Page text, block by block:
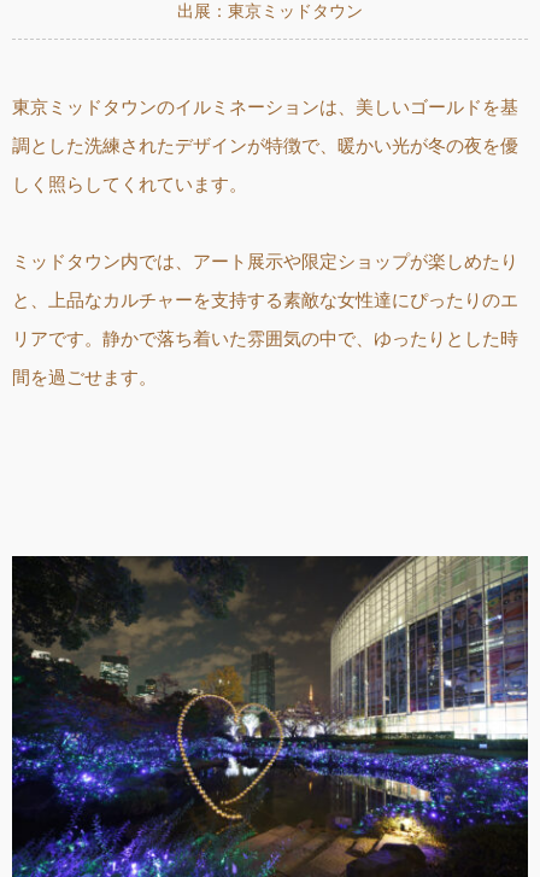
出展：東京ミッドタウン
東京ミッドタウンのイルミネーションは、美しいゴールドを基
調とした洗練されたデザインが特徴で、暖かい光が冬の夜を優
しく照らしてくれています。
ミッドタウン内では、アート展示や限定ショップが楽しめたり
と、上品なカルチャーを支持する素敵な女性達にぴったりのエ
リアです。静かで落ち着いた雰囲気の中で、ゆったりとした時
間を過ごせます。